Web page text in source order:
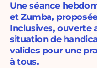
Une séance
et Zumba,
Inclusives, ouverte
situation de
valides pour une
à tous.